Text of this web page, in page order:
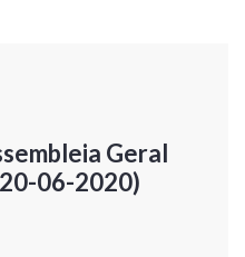
Geral
06-2020)